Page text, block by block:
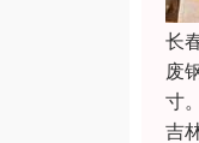
长
废
寸
吉